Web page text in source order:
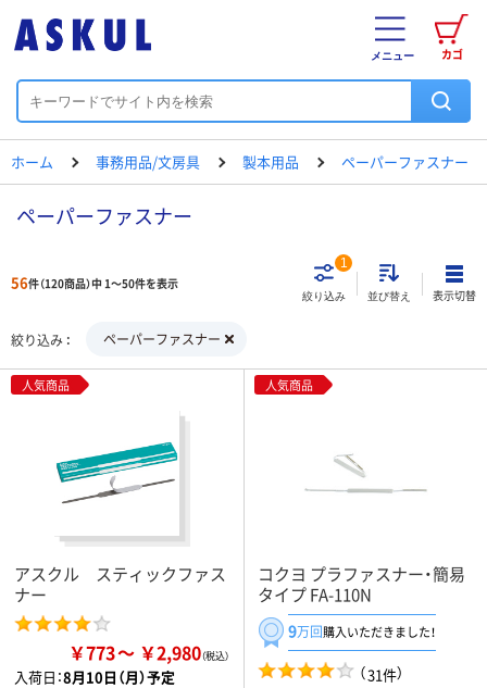
カゴ
メニュー
ホーム 事務用品/文房具 製本用品 ペーパーファスナー
ペーパーファスナー
56件（120商品）中 1～50件を表示
絞り込み
1
並び替え 表示切替
絞り込み ペーパーファスナー
人気商品
アスクル スティックファス
ナー
￥773 ￥2,980
入荷日：8月10日（月）予定
人気商品
コクヨ プラファスナー・簡易
タイプ FA-110N
9万回購入いただきました！
（31件）